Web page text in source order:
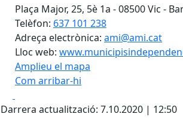
Plaça Major, 25, 5è 1a - 08500 Vic -
Telèfon: 637 101 238
Adreça electrònica: ami@ami.cat
Lloc web:
Amplieu el mapa
Com arribar-hi
+
Darrera actualització: 7.10.2020 | 12:50